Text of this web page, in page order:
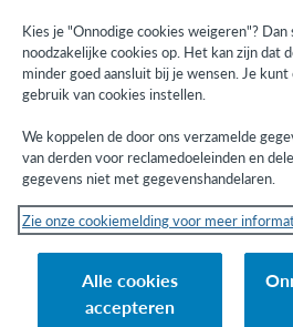
Get the latest product updates,
right to your inbox.
Subscribe now
© 2023 OCLC
Inc. en buitenlandse filialen
Cookiemelding Lijst met cookies en cookie-
Kies je "Onnodige cookies weigeren"?
noodzakelijke cookies op. Het kan zijn dat
minder goed aansluit bij je wensen. Je
gebruik van cookies instellen.
We koppelen de door ons verzamelde
van derden voor reclamedoeleinden en
gegevens niet met gegevenshandelaren.
Zie onze cookiemelding voor meer
Alle cookies
accepteren